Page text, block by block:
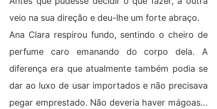
veio na sua direção e deu-lhe um forte abraço.
Ana Clara respirou fundo, sentindo o cheiro de
perfume caro emanando do corpo dela. A
diferença era que atualmente também podia se
dar ao luxo de usar importados e não precisava
pegar emprestado. Não deveria haver mágoas...